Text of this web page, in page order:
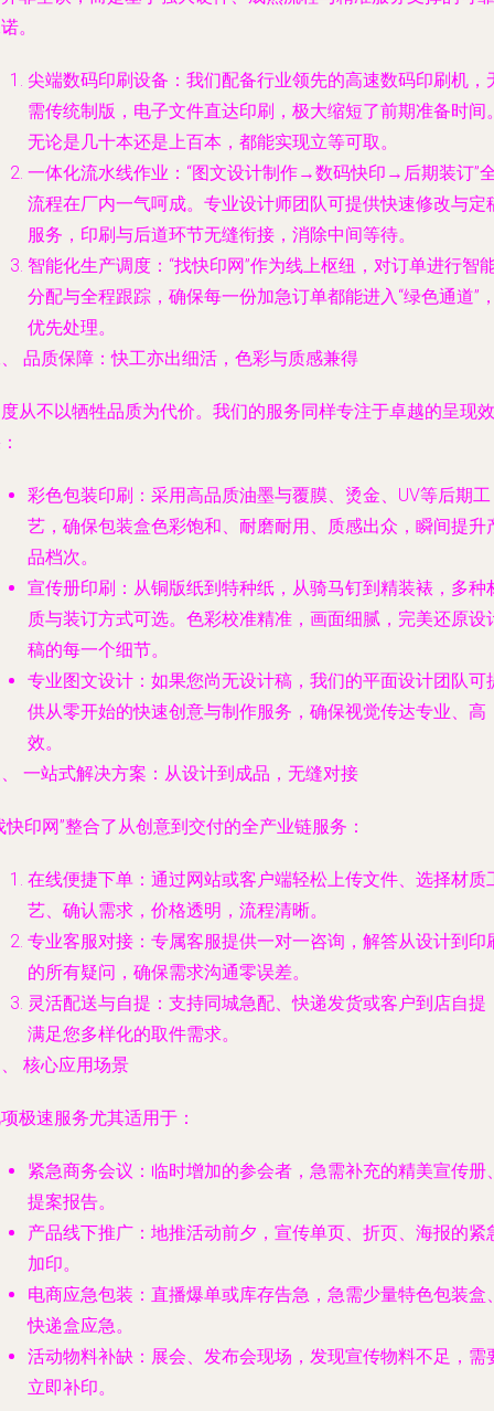
。
尖端数码印刷设备 ：我们配备行业领先的高速数码印刷机，
需传统制版，电子文件直达印刷，极大缩短了前期准备时间
无论是几十本还是上百本，都能实现立等可取。
一体化流水线作业 ：“图文设计制作→数码快印→后期装订”
流程在厂内一气呵成。专业设计师团队可提供快速修改与定
服务，印刷与后道环节无缝衔接，消除中间等待。
智能化生产调度 ：“找快印网”作为线上枢纽，对订单进行智
分配与全程跟踪，确保每一份加急订单都能进入“绿色通道”
优先处理。
品质保障：快工亦出细活，色彩与质感兼得
从不以牺牲品质为代价。我们的服务同样专注于卓越的呈现效
彩色包装印刷 ：采用高品质油墨与覆膜、烫金、UV等后期工
艺，确保包装盒色彩饱和、耐磨耐用、质感出众，瞬间提升
品档次。
宣传册印刷 ：从铜版纸到特种纸，从骑马钉到精装裱，多种
质与装订方式可选。色彩校准精准，画面细腻，完美还原设
稿的每一个细节。
专业图文设计 ：如果您尚无设计稿，我们的平面设计团队可
供从零开始的快速创意与制作服务，确保视觉传达专业、高
效。
一站式解决方案：从设计到成品，无缝对接
快印网”整合了从创意到交付的全产业链服务：
在线便捷下单 ：通过网站或客户端轻松上传文件、选择材质
艺、确认需求，价格透明，流程清晰。
专业客服对接 ：专属客服提供一对一咨询，解答从设计到印
的所有疑问，确保需求沟通零误差。
灵活配送与自提 ：支持同城急配、快递发货或客户到店自提
满足您多样化的取件需求。
核心应用场景
极速服务尤其适用于：
紧急商务会议 ：临时增加的参会者，急需补充的精美宣传册
提案报告。
产品线下推广 ：地推活动前夕，宣传单页、折页、海报的紧
加印。
电商应急包装 ：直播爆单或库存告急，急需少量特色包装盒
快递盒应急。
活动物料补缺 ：展会、发布会现场，发现宣传物料不足，需
立即补印。